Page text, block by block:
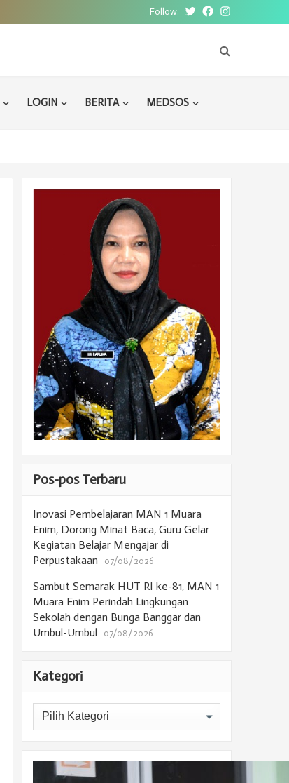
Follow: TwitterFacebookInstagram
LOGIN BERITA MEDSOS
Pos-pos Terbaru
Inovasi Pembelajaran MAN 1 Muara
Enim, Dorong Minat Baca, Guru Gelar
Kegiatan Belajar Mengajar di
Perpustakaan
07/08/2026
Sambut Semarak HUT RI ke-81, MAN 1
Muara Enim Perindah Lingkungan
Sekolah dengan Bunga Banggar dan
Umbul-Umbul
07/08/2026
Kategori
Kategori